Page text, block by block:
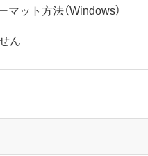
ット方法（Windows）
ん